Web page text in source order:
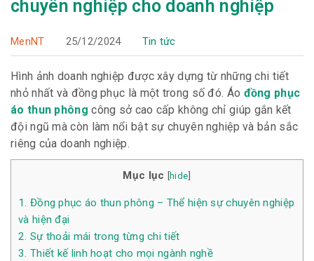
chuyên nghiệp cho doanh nghiệp
MenNT 25/12/2024 Tin tức
Hình ảnh doanh nghiệp được xây dựng từ những chi tiết
nhỏ nhất và đồng phục là một trong số đó. Áo đồng phục
áo thun phông công sở cao cấp không chỉ giúp gắn kết
đội ngũ mà còn làm nổi bật sự chuyên nghiệp và bản sắc
riêng của doanh nghiệp.
Mục lục [hide]
1. Đồng phục áo thun phông – Thể hiện sự chuyên nghiệp
và hiện đại
2. Sự thoải mái trong từng chi tiết
3. Thiết kế linh hoạt cho mọi ngành nghề